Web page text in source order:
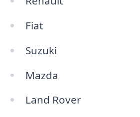
Fiat
Suzuki
Mazda
Land Rover